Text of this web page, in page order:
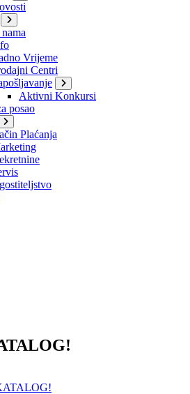
Vrijeme
Centri
Aktivni Konkursi
posao
Plaćanja